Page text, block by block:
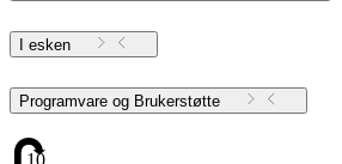
I esken
Programvare og Brukerstøtte
10.34